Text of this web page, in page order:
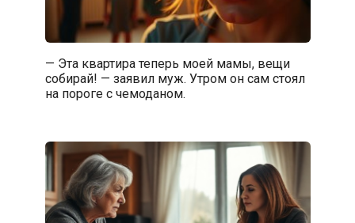
— Эта квартира теперь моей мамы, вещи
собирай! — заявил муж. Утром он сам стоял
на пороге с чемоданом.